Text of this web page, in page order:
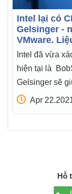
Intel lại có
Gelsinger -
VMware.
Intel đã vừa
hiện tại là
Gelsinger sẽ
Apr
Hỗ